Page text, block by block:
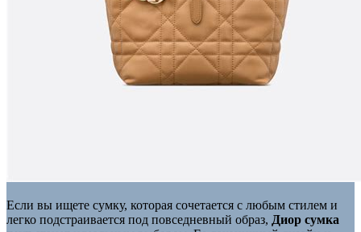
Если вы ищете сумку, которая сочетается с любым стилем и
легко подстраивается под повседневный образ, Диор сумка